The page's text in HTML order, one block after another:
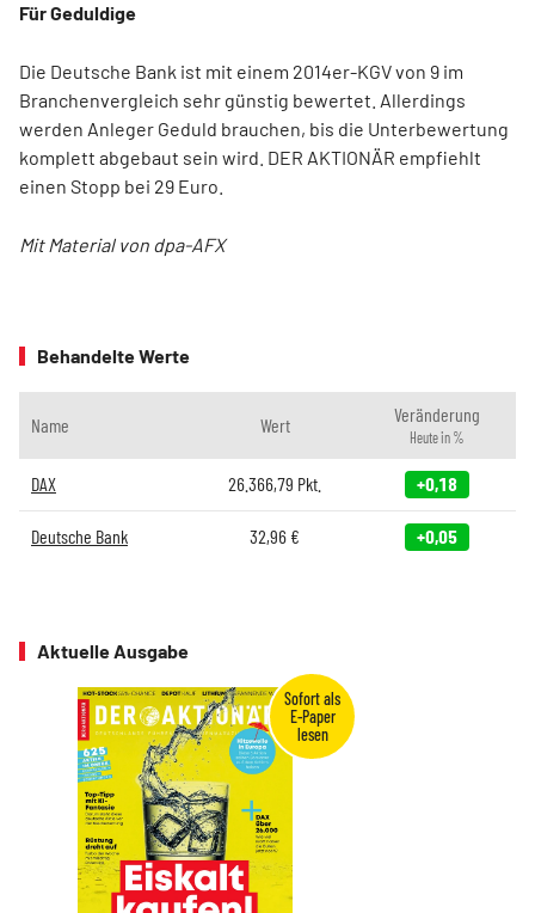
Für Geduldige
Die Deutsche Bank ist mit einem 2014er-KGV von 9 im
Branchenvergleich sehr günstig bewertet. Allerdings
werden Anleger Geduld brauchen, bis die Unterbewertung
komplett abgebaut sein wird. DER AKTIONÄR empfiehlt
einen Stopp bei 29 Euro.
Mit Material von dpa-AFX
Behandelte Werte
Name Wert Veränderung
Heute in %
DAX 26.366,79 Pkt. +0,18
Deutsche Bank 32,96 € +0,05
Aktuelle Ausgabe